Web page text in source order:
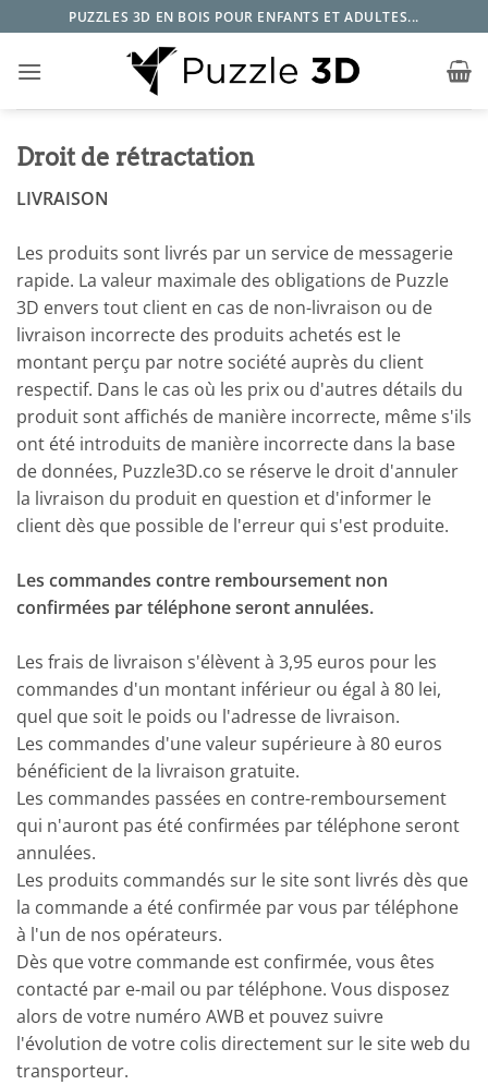
au
contenu
PUZZLES 3D EN BOIS POUR ENFANTS ET ADULTES...
Droit de rétractation
LIVRAISON
Les produits sont livrés par un service de messagerie
rapide. La valeur maximale des obligations de Puzzle
3D envers tout client en cas de non-livraison ou de
livraison incorrecte des produits achetés est le
montant perçu par notre société auprès du client
respectif. Dans le cas où les prix ou d'autres détails du
produit sont affichés de manière incorrecte, même s'ils
ont été introduits de manière incorrecte dans la base
de données, Puzzle3D.co se réserve le droit d'annuler
la livraison du produit en question et d'informer le
client dès que possible de l'erreur qui s'est produite.
Les commandes contre remboursement non
confirmées par téléphone seront annulées.
Les frais de livraison s'élèvent à 3,95 euros pour les
commandes d'un montant inférieur ou égal à 80 lei,
quel que soit le poids ou l'adresse de livraison.
Les commandes d'une valeur supérieure à 80 euros
bénéficient de la livraison gratuite.
Les commandes passées en contre-remboursement
qui n'auront pas été confirmées par téléphone seront
annulées.
Les produits commandés sur le site sont livrés dès que
la commande a été confirmée par vous par téléphone
à l'un de nos opérateurs.
Dès que votre commande est confirmée, vous êtes
contacté par e-mail ou par téléphone. Vous disposez
alors de votre numéro AWB et pouvez suivre
l'évolution de votre colis directement sur le site web du
transporteur.